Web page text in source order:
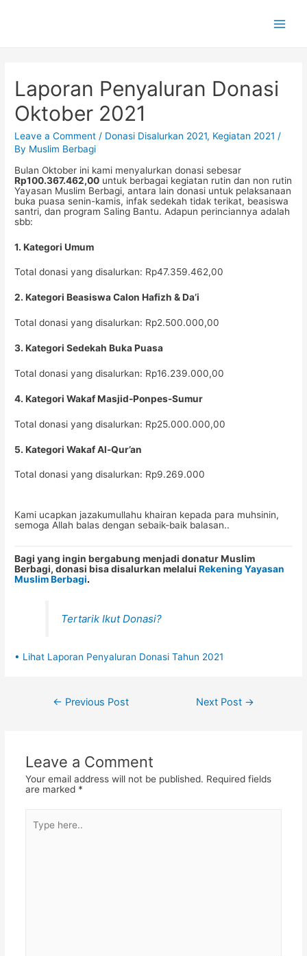
Laporan Penyaluran Donasi
Oktober 2021
Leave a Comment / Donasi Disalurkan 2021, Kegiatan 2021 /
By Muslim Berbagi
Bulan Oktober ini kami menyalurkan donasi sebesar
Rp100.367.462,00 untuk berbagai kegiatan rutin dan non rutin
Yayasan Muslim Berbagi, antara lain donasi untuk pelaksanaan
buka puasa senin-kamis, infak sedekah tidak terikat, beasiswa
santri, dan program Saling Bantu. Adapun perinciannya adalah
sbb:
1. Kategori Umum
Total donasi yang disalurkan: Rp47.359.462,00
2. Kategori Beasiswa Calon Hafizh & Da’i
Total donasi yang disalurkan: Rp2.500.000,00
3. Kategori Sedekah Buka Puasa
Total donasi yang disalurkan: Rp16.239.000,00
4. Kategori Wakaf Masjid-Ponpes-Sumur
Total donasi yang disalurkan: Rp25.000.000,00
5. Kategori Wakaf Al-Qur’an
Total donasi yang disalurkan: Rp9.269.000
Kami ucapkan jazakumullahu khairan kepada para muhsinin,
semoga Allah balas dengan sebaik-baik balasan..
Bagi yang ingin bergabung menjadi donatur Muslim
Berbagi, donasi bisa disalurkan melaluiRekening Yayasan
Muslim Berbagi.
Tertarik Ikut Donasi?
• Lihat Laporan Penyaluran Donasi Tahun 2021
Post
← Previous Post Next Post →
Leave a Comment
Your email address will not be published. Required fields
are marked *
here..